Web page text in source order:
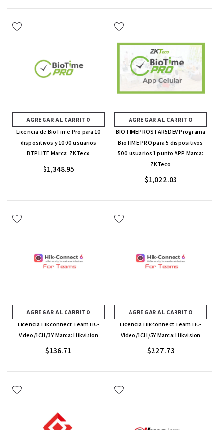
AGREGAR AL CARRITO
Licencia de BioTime Pro para 10
dispositivos y 1000 usuarios
BTPLITE Marca: ZKTeco
$1,348.95
AGREGAR AL CARRITO
BIOTIMEPROSTAR5DEV Programa
BioTIME PRO para 5 dispositivos
500 usuarios 1 punto APP Marca:
ZKTeco
$1,022.03
AGREGAR AL CARRITO
Licencia Hikconnect Team HC-
Video/1CH/3Y Marca: Hikvision
$136.71
AGREGAR AL CARRITO
Licencia Hikconnect Team HC-
Video/1CH/5Y Marca: Hikvision
$227.73